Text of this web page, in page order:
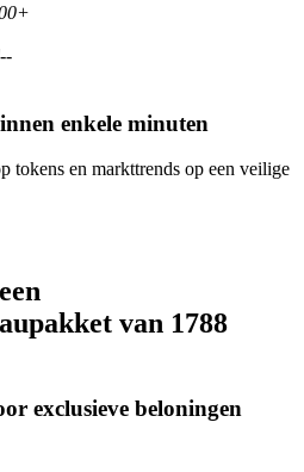
--
enkele minuten
tokens en markttrends op een veilige
van 1788
exclusieve beloningen